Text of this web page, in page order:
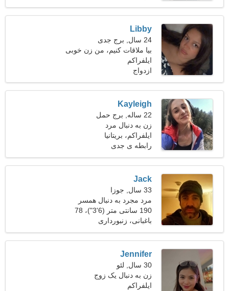
Libby
24 سال, برج جدی
بیا ملاقات کنیم، من زن خوبی
هستم
ایلفراکم
ازدواج
Kayleigh
22 ساله, برج حمل
زن به دنبال مرد
ایلفراکم، بریتانیا
رابطه ی جدی
Jack
33 سال, جوزا
مرد مجرد به دنبال همسر
190 سانتی متر (6'3")، 78
کیلوگرم (171 پوند)
باغبانی، زنبورداری
Jennifer
30 سال, لئو
زن به دنبال یک زوج
ایلفراکم